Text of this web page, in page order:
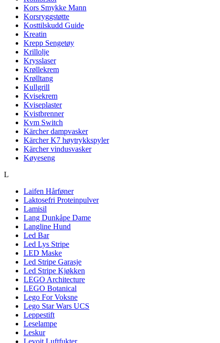
Kors Smykke Mann
Korsryggstøtte
Kosttilskudd Guide
Kreatin
Krepp Sengetøy
Krillolje
Krysslaser
Krøllekrem
Krølltang
Kullgrill
Kvisekrem
Kviseplaster
Kvistbrenner
Kvm Switch
Kärcher dampvasker
Kärcher K7 høytrykkspyler
Kärcher vindusvasker
Køyeseng
L
Laifen Hårføner
Laktosefri Proteinpulver
Lamisil
Lang Dunkåpe Dame
Langline Hund
Led Bar
Led Lys Stripe
LED Maske
Led Stripe Garasje
Led Stripe Kjøkken
LEGO Architecture
LEGO Botanical
Lego For Voksne
Lego Star Wars UCS
Leppestift
Leselampe
Leskur
Levoit Luftfukter